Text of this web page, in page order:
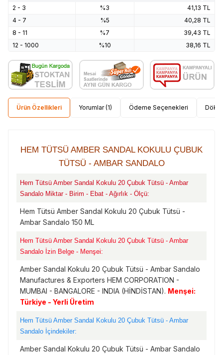
2 - 3
%3 41,13 TL
4 - 7
%5 40,28 TL
8 - 11
%7 39,43 TL
12 - 1000
%10 38,16 TL
Ürün Özellikleri Yorumlar (1) Ödeme Seçenekleri
HEM TÜTSÜ AMBER SANDAL KOKULU ÇUBUK
TÜTSÜ - AMBAR SANDALO
Hem Tütsü Amber Sandal Kokulu 20 Çubuk Tütsü - Ambar
Sandalo Miktar - Birim - Ebat - Ağırlık - Ölçü:
Hem Tütsü Amber Sandal Kokulu 20 Çubuk Tütsü -
Ambar Sandalo 150 ML
Hem Tütsü Amber Sandal Kokulu 20 Çubuk Tütsü - Ambar
Sandalo İzin Belge - Menşei:
Amber Sandal Kokulu 20 Çubuk Tütsü - Ambar Sandalo
Manufactures & Exporters HEM CORPORATION -
MUMBAI - BANGALORE - INDIA (HİNDİSTAN). Menşei:
Türkiye - Yerli Üretim
Hem Tütsü Amber Sandal Kokulu 20 Çubuk Tütsü - Ambar
Sandalo İçindekiler:
Amber Sandal Kokulu 20 Çubuk Tütsü - Ambar Sandalo